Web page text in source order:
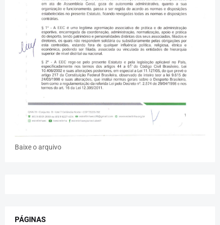
Baixe o arquivo
PÁGINAS